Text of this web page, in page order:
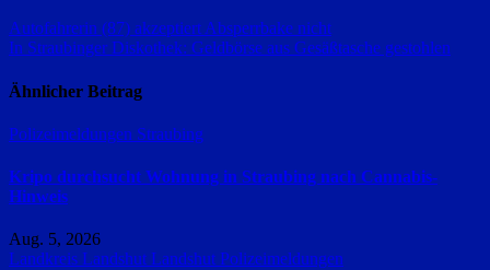
Beitragsnavigation
Autofahrerin (87) akzeptiert Absperrbake nicht
In Straubinger Diskothek: Geldbörse aus Gesäßtasche gestohlen
Ähnlicher Beitrag
Polizeimeldungen Straubing
Kripo durchsucht Wohnung in Straubing nach Cannabis-
Hinweis
Aug. 5, 2026
Landkreis Landshut Landshut Polizeimeldungen